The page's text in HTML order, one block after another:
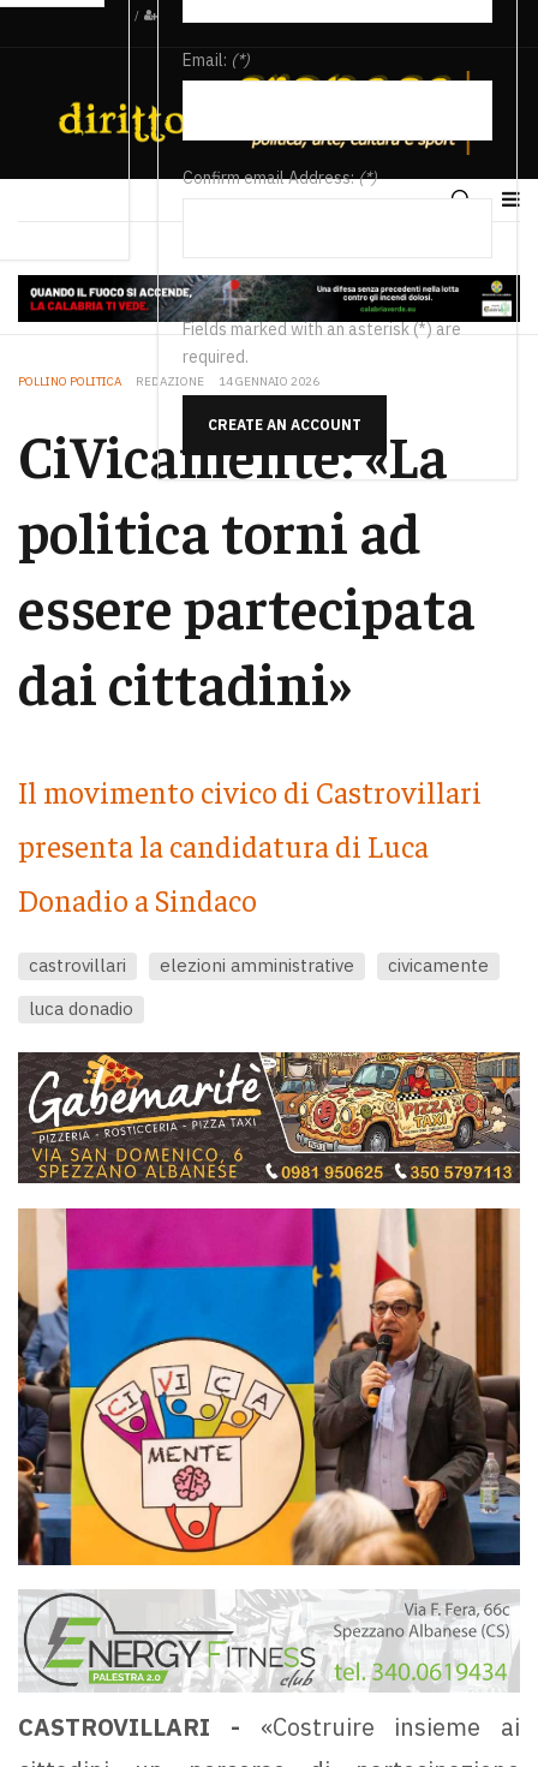
/
Email: (*)
Confirm email Address:(*)
Fields marked with an asterisk (*) are
required.
CREATE AN ACCOUNT
POLLINO POLITICA REDAZIONE 14 GENNAIO 2026
CiVicamente: «La
politica torni ad
essere partecipata
dai cittadini»
Il movimento civico di Castrovillari
presenta la candidatura di Luca
Donadio a Sindaco
castrovillari elezioni amministrative
civicamente
luca donadio
CASTROVILLARI - «Costruire insieme ai